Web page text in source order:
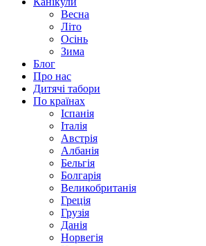
Весна
Літо
Осінь
Зима
Блог
Про нас
Дитячі табори
По країнах
Іспанія
Італія
Австрія
Албанія
Бельгія
Болгарія
Великобританія
Греція
Грузія
Данія
Норвегія